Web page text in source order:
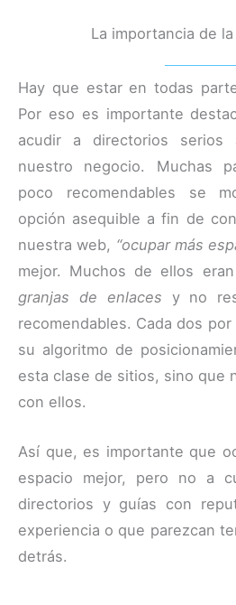
La importancia de
Hay que estar en todas
Por eso es importante
acudir a directorios
nuestro negocio. Muchas
poco recomendables se
opción asequible a fin de
nuestra web, “ocupar más
mejor. Muchos de ellos
granjas de enlaces y no
recomendables. Cada dos
su algoritmo de
esta clase de sitios, sino que
con ellos.
Así que, es importante que
espacio mejor, pero no a
directorios y guías con
experiencia o que parezcan
detrás.